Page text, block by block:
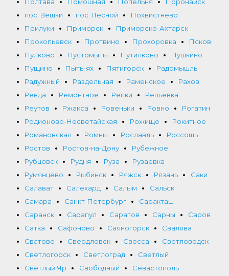
пос. Вешки
пос. Лесной
Похвистнево
Прилуки
Приморск
Приморско-Ахтарск
Прокопьевск
Протвино Прохоровка
Псков
Пулково
Пустомыты Путилково
Пушкино
Пущино
Пыть-ях Пятигорск
Радомышль
Радужный
Раздельная Раменское
Рахов
Ревда
Ремонтное Репки
Репьевка
Реутов
Ржакса Ровеньки Ровно
Рогатин
Родионово-Несветайская
Рожище
Рокитное
Романовская
Ромны Рославль
Россошь
Ростов
Ростов-на-Дону
Рубежное
Рубцовск
Рудня Руза
Рузаевка
Румянцево
Рыбинск Ряжск Рязань
Саки
Салават
Салехард Салым
Сальск
Самара
Санкт-Петербург
Саракташ
Саранск
Сарапул Саратов Сарны
Саров
Сатка
Сафоново Саяногорск
Свалява
Сватово
Свердловск Свесса
Светловодск
Светлогорск
Светлоград
Светлый
Светлый Яр
Свободный
Севастополь